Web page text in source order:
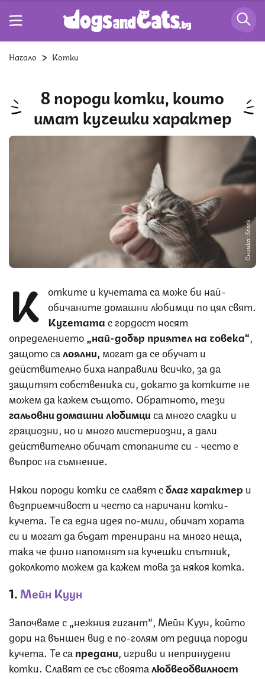
Начало Котки
8 породи котки, които
имат кучешки характер
Снимка: iStock
К отките и кучетата са може би най-
обичаните домашни любимци по цял свят.
Кучетатас гордост носят
определението „най-добър приятел на човека“
защото са лоялни , могат да се обучат и
действително биха направили всичко, за да
защитят собственика си, докато за котките не
можем да кажем същото. Обратното, тези
гальовни домашни любимциса много сладки и
грациозни, но и много мистериозни, а дали
действително обичат стопаните си - често е
въпрос на съмнение.
Някои породи котки се славят сблаг характер и
възприемчивост и често са наричани котки-
кучета. Те са една идея по-мили, обичат хората
си и могат да бъдат тренирани на много неща,
така че фино напомнят на кучешки спътник,
доколкото можем да кажем това за някоя котка.
1. Мейн Куун
Започваме с „нежния гигант“, Мейн Куун, който
дори на външен вид е по-голям от редица породи
кучета. Те са предани , игриви и непринудени
котки. Славят се със своята любвеобвилност